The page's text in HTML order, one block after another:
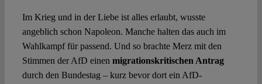
Im Krieg und in der Liebe ist alles erlaubt, wusste
angeblich schon Napoleon. Manche halten das auch im
Wahlkampf für passend. Und so brachte Merz mit den
Stimmen der AfD einen migrationskritischen Antrag
durch den Bundestag – kurz bevor dort ein AfD-